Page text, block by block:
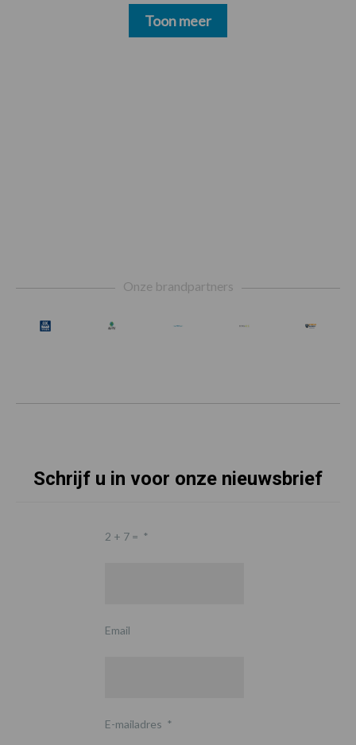
Toon meer
Onze brandpartners
Schrijf u in voor onze nieuwsbrief
2 + 7 = *
Email
E-mailadres *